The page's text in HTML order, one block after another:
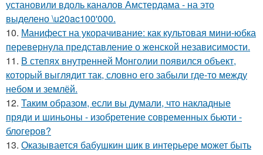
установили вдоль каналов Амстердама - на это
выделено \u20ac100'000.
10. Манифест на укорачивание: как культовая мини-юбка
перевернула представление о женской независимости.
11. В степях внутренней Монголии появился объект,
который выглядит так, словно его забыли где-то между
небом и землёй.
12. Таким образом, если вы думали, что накладные
пряди и шиньоны - изобретение современных бьюти -
блогеров?
13. Оказывается бабушкин шик в интерьере может быть